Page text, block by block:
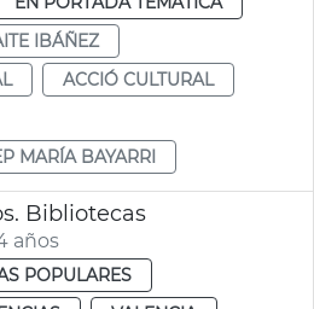
IBÁÑEZ
ACCIÓ CULTURAL
MARÍA BAYARRI
Bibliotecas
años
POPULARES